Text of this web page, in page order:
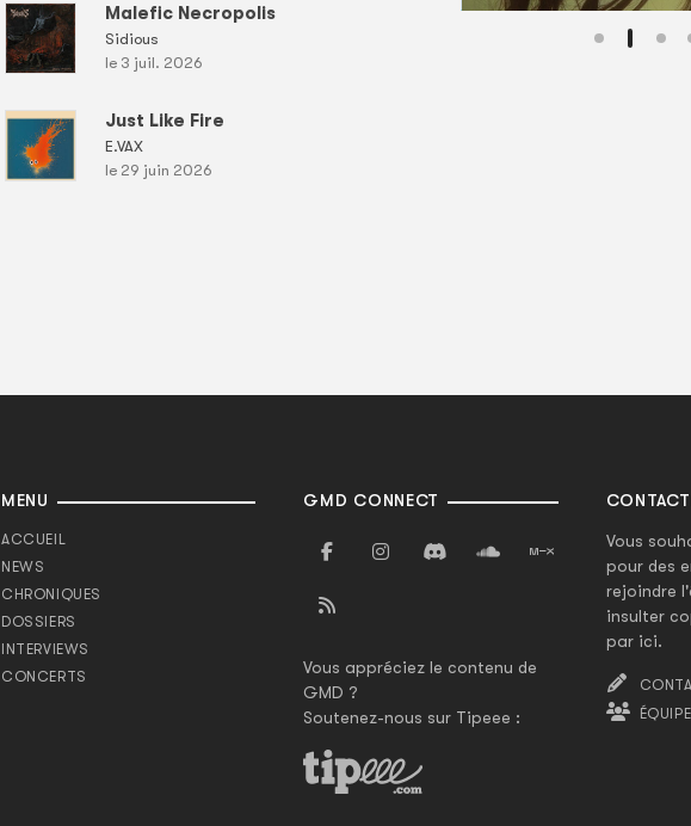
Malefic Necropolis
Sidious
le 3 juil. 2026
Just Like Fire
E.VAX
le 29 juin 2026
MENU
ACCUEIL
NEWS
CHRONIQUES
DOSSIERS
INTERVIEWS
CONCERTS
GMD CONNECT
Vous appréciez le contenu de
GMD ?
Soutenez-nous sur Tipeee :
Vous
pour des
rejoindre
insulter
par ici.
ÉQUIPE